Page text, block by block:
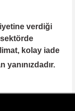
verdiği
kolay iade